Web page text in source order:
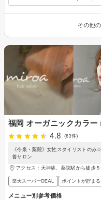
その他
福岡 オーガニックカラ
4.8
(63件)
《今泉・薬院》女性スタイリストの
善サロン
アクセス：天神駅、薬院駅から徒歩
楽天スーパーDEAL ポイントが貯ま
メニュー別参考価格